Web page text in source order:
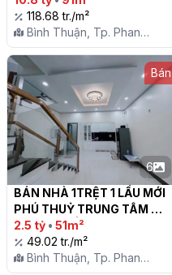
118.68 tr./m²
Bình Thuận, Tp. Phan
Thiết, P. Phú Thủy
Bán
6
BÁN NHÀ 1TRỆT 1 LẦU MỚI
PHÚ THUỶ TRUNG TÂM
PHAN THIẾT
2.5 tỷ • 51m²
49.02 tr./m²
Bình Thuận, Tp. Phan